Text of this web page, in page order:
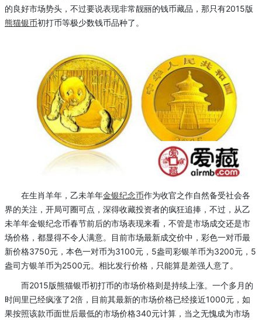
的良好市场势头，不过要说表现非常靓丽的钱币藏品，那只有2015版
熊猫银币初打币等极少数钱币品种了。
在生肖羊年，乙未羊年金银纪念币作为收官之作自然备受社会各
界的关注，开局可圈可点，深得收藏投资者的疯狂追捧，不过，从乙
未羊年金银纪念币春节前后的市场表现来看，不管是市场成交还是市
场价格，都显得不令人满意。目前市场最新成交价中，彩色一对币最
新价格3750元，本色一对币为3100元，5盎司彩银羊币为3200元，5
盎司方银羊币为2500元。相比发行价格，只能算是差强人意了。
而2015版熊猫银币初打币的市场价格则是持续上涨。一个多月的
时间里已经疯涨了2倍，目前其最新的市场价格已经接近1000元，如
果按照该款币面世后最低的市场价格340元计算，当之无愧成为市场